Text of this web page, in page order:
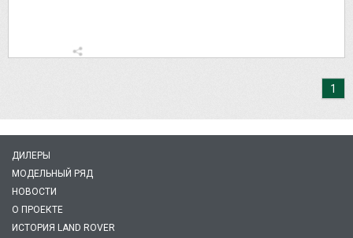
1
ДИЛЕРЫ
МОДЕЛЬНЫЙ РЯД
НОВОСТИ
О ПРОЕКТЕ
ИСТОРИЯ LAND ROVER